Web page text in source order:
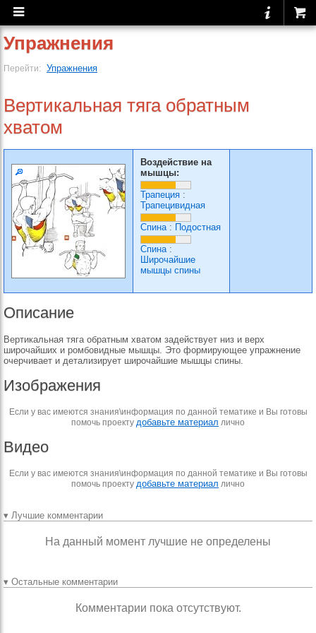
Упражнения
Перейти: Упражнения
Вертикальная тяга обратным
хватом
Воздействие на
мышцы:
Трапеция :
Трапецивидная
Спина: Подостная
Спина:
Широчайшие
мышцы спины
Описание
Вертикальная тяга обратным хватом задействует низ и верх
широчайших и ромбовидные мышцы. Это формирующее упражнение
очерчивает и детализирует широчайшие мышцы спины.
Изображения
Если у вас имеются знания\информация по данной тематике и Вы готовы
помочь проекту добавьте материал лично
Видео
Если у вас имеются знания\информация по данной тематике и Вы готовы
помочь проекту добавьте материал лично
▾ Лучшие комментарии
На данный момент лучшие не определены
▾ Остальные комментарии
Комментарии пока отсутствуют.